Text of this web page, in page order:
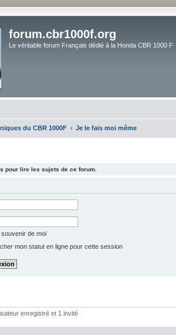
forum.cbr1000f.org
Le véritable forum Français dédié à la Honda CBR 1000 F
du CBR 1000F Je le fais moi même
pour lire les sujets de ce forum.
souvenir de moi
mon statut en ligne pour cette session
enregistré et 1 invité